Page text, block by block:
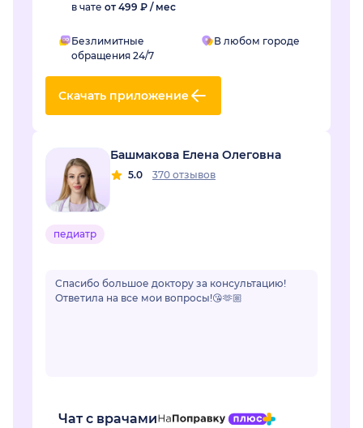
в чате от 499 ₽ / мес
Безлимитные
обращения 24/7
В любом городе
Скачать приложение
Башмакова Елена Олеговна
5.0 370 отзывов
педиатр
Спасибо большое доктору за консультацию!
Ответила на все мои вопросы!😘🫶🏼
Чат с врачами